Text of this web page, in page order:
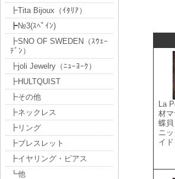
La
材
蝶
ニ
イ
┣Tita Bijoux（ｲﾀﾘｱ）
┣№3(ｽﾍﾟｲﾝ)
┣SNO OF SWEDEN（ｽｳｪｰ
ﾃﾞﾝ）
┣joli Jewelry（ﾆｭｰﾖｰｸ）
┣HULTQUIST
┣その他
┣ネックレス
┣リング
┣ブレスレット
┣イヤリング・ピアス
┗他